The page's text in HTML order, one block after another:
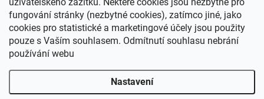
fungování stránky (nezbytné cookies), zatímco jiné, jako
cookies pro statistické a marketingové účely jsou použity
pouze s Vaším souhlasem. Odmítnutí souhlasu nebrání
používání webu
Nastavení
Vytvořil Shoptet